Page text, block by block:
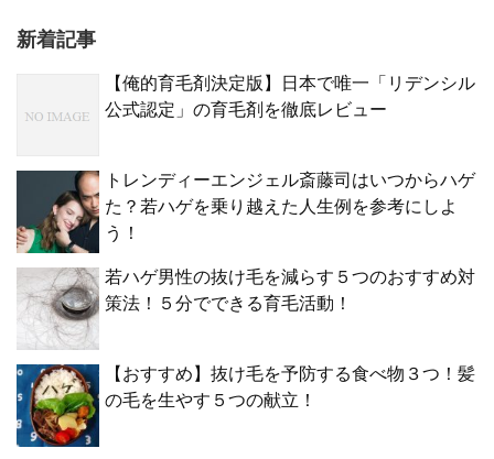
新着記事
【俺的育毛剤決定版】日本で唯一「リデンシル
公式認定」の育毛剤を徹底レビュー
トレンディーエンジェル斎藤司はいつからハゲ
た？若ハゲを乗り越えた人生例を参考にしよ
う！
若ハゲ男性の抜け毛を減らす５つのおすすめ対
策法！５分でできる育毛活動！
【おすすめ】抜け毛を予防する食べ物３つ！髪
の毛を生やす５つの献立！